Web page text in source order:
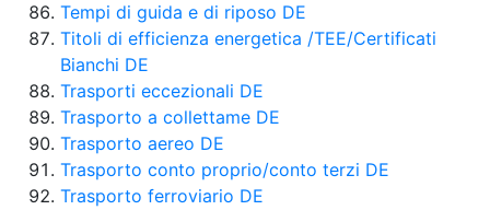
Tempi di guida e di riposo DE
Titoli di efficienza energetica /TEE/Certificati
Bianchi DE
Trasporti eccezionali DE
Trasporto a collettame DE
Trasporto aereo DE
Trasporto conto proprio/conto terzi DE
Trasporto ferroviario DE